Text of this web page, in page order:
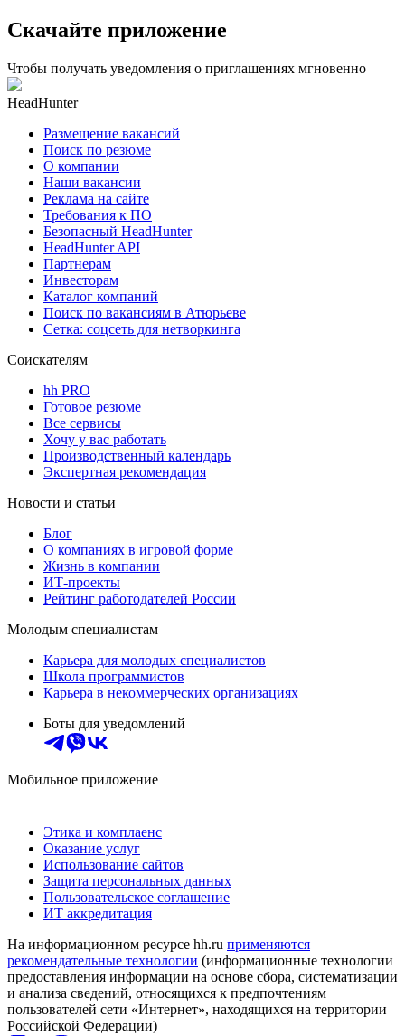
Скачайте приложение
Чтобы получать уведомления о приглашениях мгновенно
HeadHunter
Размещение вакансий
Поиск по резюме
О компании
Наши вакансии
Реклама на сайте
Требования к ПО
Безопасный HeadHunter
HeadHunter API
Партнерам
Инвесторам
Каталог компаний
Поиск по вакансиям в Атюрьеве
Сетка: соцсеть для нетворкинга
Соискателям
hh PRO
Готовое резюме
Все сервисы
Хочу у вас работать
Производственный календарь
Экспертная рекомендация
Новости и статьи
Блог
О компаниях в игровой форме
Жизнь в компании
ИТ-проекты
Рейтинг работодателей России
Молодым специалистам
Карьера для молодых специалистов
Школа программистов
Карьера в некоммерческих организациях
Боты для уведомлений
Мобильное приложение
Этика и комплаенс
Оказание услуг
Использование сайтов
Защита персональных данных
Пользовательское соглашение
ИТ аккредитация
На информационном ресурсе hh.ru применяются
рекомендательные технологии (информационные технологии
предоставления информации на основе сбора, систематизации
и анализа сведений, относящихся к предпочтениям
пользователей сети «Интернет», находящихся на территории
Российской Федерации)